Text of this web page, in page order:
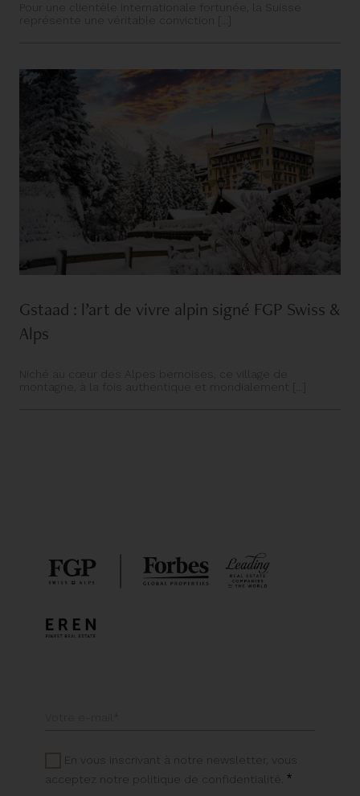
Pour une clientèle internationale fortunée, la Suisse
représente une véritable conviction [...]
Gstaad : l’art de vivre alpin signé FGP Swiss &
Alps
Niché au cœur des Alpes bernoises, ce village de
montagne, à la fois authentique et mondialement [...]
En vous inscrivant à notre newsletter, vous
acceptez notre politique de confidentialité. *